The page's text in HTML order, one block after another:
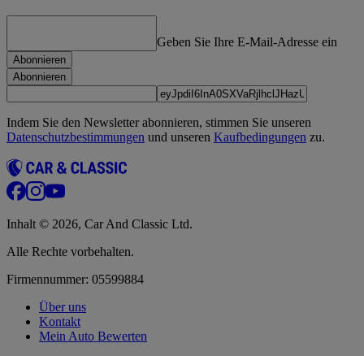
Geben Sie Ihre E-Mail-Adresse ein
Abonnieren
Abonnieren
Indem Sie den Newsletter abonnieren, stimmen Sie unseren
Datenschutzbestimmungen und unseren Kaufbedingungen zu.
Inhalt © 2026, Car And Classic Ltd.
Alle Rechte vorbehalten.
Firmennummer: 05599884
Über uns
Kontakt
Mein Auto Bewerten